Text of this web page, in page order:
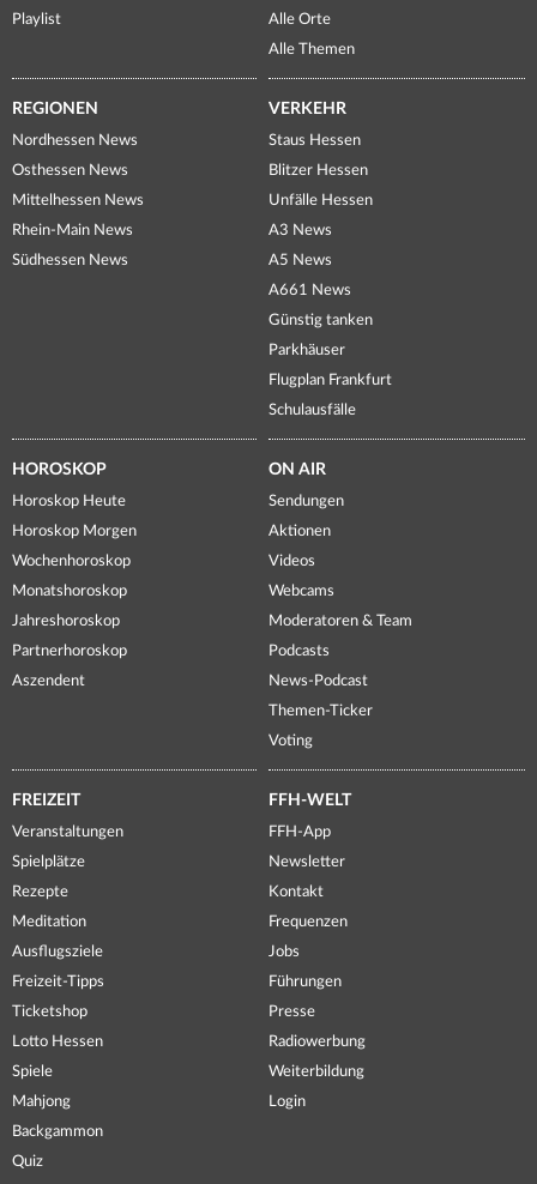
Playlist
Alle Orte
Alle Themen
REGIONEN
Nordhessen News
Osthessen News
Mittelhessen News
Rhein-Main News
Südhessen News
VERKEHR
Staus Hessen
Blitzer Hessen
Unfälle Hessen
A3 News
A5 News
A661 News
Günstig tanken
Parkhäuser
Flugplan Frankfurt
Schulausfälle
HOROSKOP
Horoskop Heute
Horoskop Morgen
Wochenhoroskop
Monatshoroskop
Jahreshoroskop
Partnerhoroskop
Aszendent
ON AIR
Sendungen
Aktionen
Videos
Webcams
Moderatoren & Team
Podcasts
News-Podcast
Themen-Ticker
Voting
FREIZEIT
Veranstaltungen
Spielplätze
Rezepte
Meditation
Ausflugsziele
Freizeit-Tipps
Ticketshop
Lotto Hessen
Spiele
Mahjong
Backgammon
Quiz
FFH-WELT
FFH-App
Newsletter
Kontakt
Frequenzen
Jobs
Führungen
Presse
Radiowerbung
Weiterbildung
Login